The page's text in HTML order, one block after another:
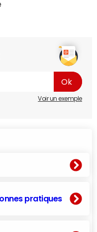
Voir un exemple
pratiques